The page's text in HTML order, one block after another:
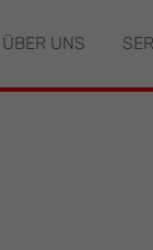
Der Eintrag
ÜBER UNS